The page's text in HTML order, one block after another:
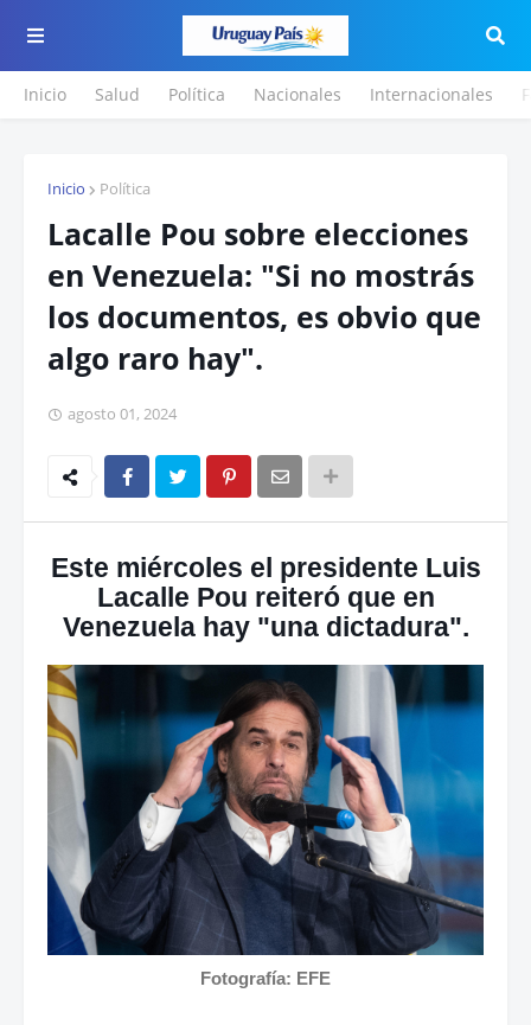
Inicio Salud Política Nacionales Internacionales
Inicio Política
Lacalle Pou sobre elecciones
en Venezuela: "Si no mostrás
los documentos, es obvio que
algo raro hay".
agosto 01, 2024
Este miércoles el presidente Luis
Lacalle Pou reiteró que en
Venezuela hay "una dictadura".
Fotografía: EFE